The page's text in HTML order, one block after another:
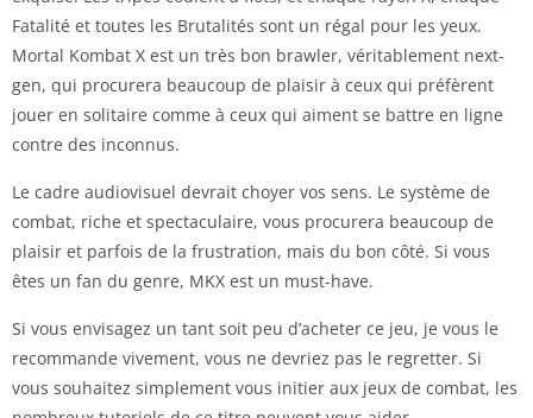
Fatalité et toutes les Brutalités sont un régal pour les yeux.
Mortal Kombat X est un très bon brawler, véritablement next-
gen, qui procurera beaucoup de plaisir à ceux qui préfèrent
jouer en solitaire comme à ceux qui aiment se battre en ligne
contre des inconnus.
Le cadre audiovisuel devrait choyer vos sens. Le système de
combat, riche et spectaculaire, vous procurera beaucoup de
plaisir et parfois de la frustration, mais du bon côté. Si vous
êtes un fan du genre, MKX est un must-have.
Si vous envisagez un tant soit peu d’acheter ce jeu, je vous le
recommande vivement, vous ne devriez pas le regretter. Si
vous souhaitez simplement vous initier aux jeux de combat, les